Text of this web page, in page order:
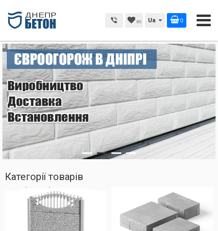
(0) Ua 0
Категорії товарів